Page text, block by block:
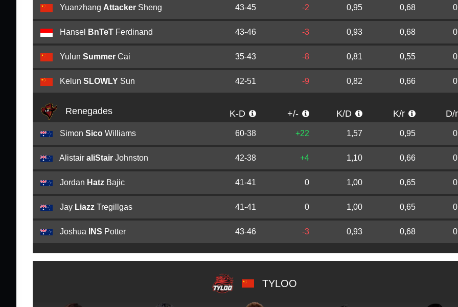
Yuanzhang Attacker Sheng 43-45 -2 0,95 0,68
Hansel BnTeT Ferdinand 43-46 -3 0,93 0,68
Yulun Summer Cai 35-43 -8 0,81 0,55
Kelun SLOWLY Sun 42-51 -9 0,82 0,66
Renegades K-D +/- K/D K/r
Simon Sico Williams 60-38 +22 1,57 0,95
Alistair aliStair Johnston 42-38 +4 1,10 0,66
Jordan Hatz Bajic 41-41 0 1,00 0,65
Jay Liazz Tregillgas 41-41 0 1,00 0,65
Joshua INS Potter 43-46 -3 0,93 0,68
TYLOO